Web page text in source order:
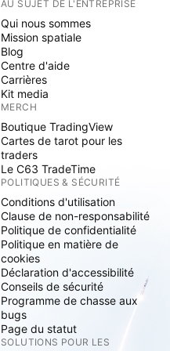
AU SUJET DE L'ENTREPRISE
Qui nous sommes
Mission spatiale
Blog
Centre d'aide
Carrières
Kit media
MERCH
Boutique TradingView
Cartes de tarot pour les
traders
Le C63 TradeTime
POLITIQUES & SÉCURITÉ
Conditions d'utilisation
Clause de non-responsabilité
Politique de confidentialité
Politique en matière de
cookies
Déclaration d'accessibilité
Conseils de sécurité
Programme de chasse aux
bugs
Page du statut
SOLUTIONS POUR LES